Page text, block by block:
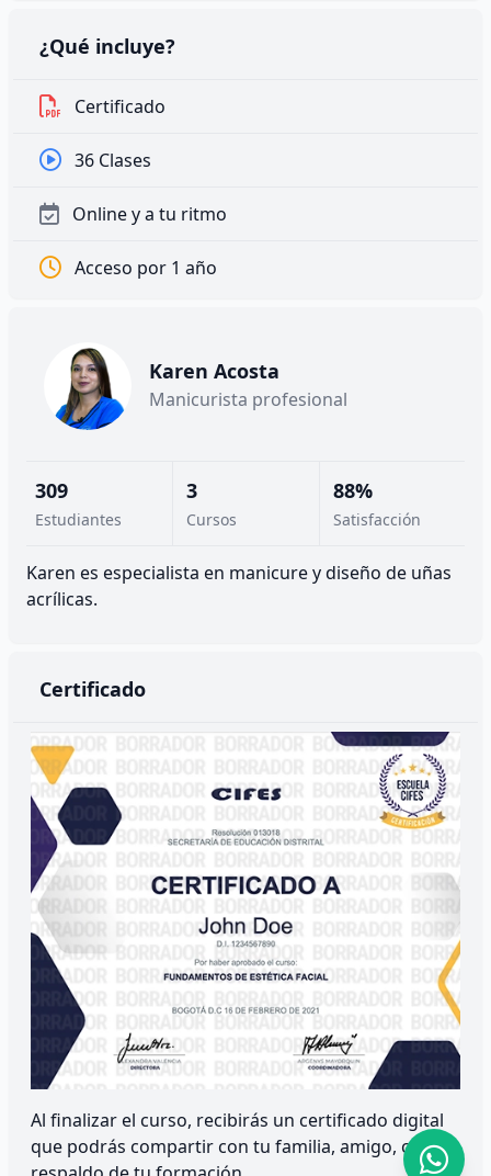
¿Qué incluye?
Certificado
36 Clases
Online y a tu ritmo
Acceso por 1 año
Karen Acosta
Manicurista profesional
309
Estudiantes
3
Cursos
88%
Satisfacción
Karen es especialista en manicure y diseño de uñas
acrílicas.
Certificado
Al finalizar el curso, recibirás un certificado digital
que podrás compartir con tu familia, amigo, como